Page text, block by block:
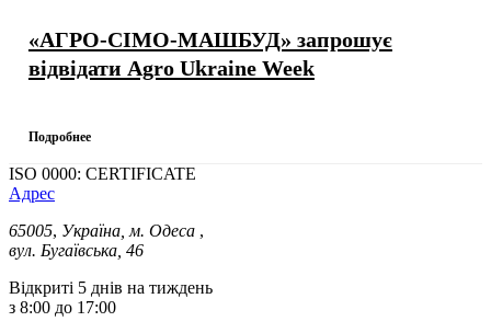
«АГРО-СІМО-МАШБУД» запрошує
відвідати Agro Ukraine Week
Подробнее
ISO 0000: CERTIFICATE
Адрес
65005, Україна, м. Одеса ,
вул. Бугаївська, 46
Відкриті 5 днів на тиждень
з 8:00 до 17:00